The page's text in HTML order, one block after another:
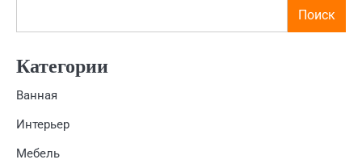
Поиск
Категории
Ванная
Интерьер
Мебель